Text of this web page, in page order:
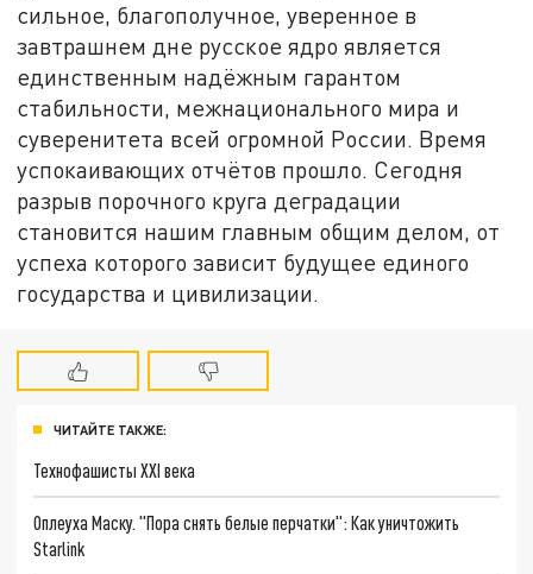
сильное, благополучное, уверенное в
завтрашнем дне русское ядро является
единственным надёжным гарантом
стабильности, межнационального мира и
суверенитета всей огромной России. Время
успокаивающих отчётов прошло. Сегодня
разрыв порочного круга деградации
становится нашим главным общим делом, от
успеха которого зависит будущее единого
государства и цивилизации.
ЧИТАЙТЕ ТАКЖЕ:
Технофашисты XXI века
Оплеуха Маску. "Пора снять белые перчатки": Как уничтожить
Starlink